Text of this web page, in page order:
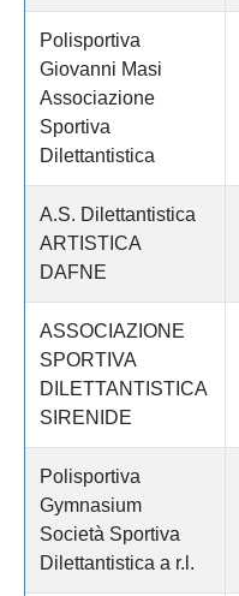
Polisportiva
Giovanni Masi
Associazione
Sportiva
Dilettantistica
A.S. Dilettantistica
ARTISTICA
DAFNE
ASSOCIAZIONE
SPORTIVA
DILETTANTISTICA
SIRENIDE
Polisportiva
Gymnasium
Società Sportiva
Dilettantistica a r.l.